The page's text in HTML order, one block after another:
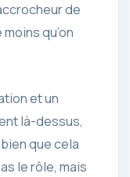
de
qu’on
et un
là-dessus,
que cela
le rôle, mais